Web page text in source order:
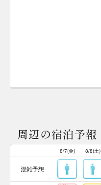
周辺の宿泊予報
8/7(金) 8/8(土)
混雑予想